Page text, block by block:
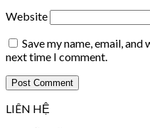
Website
Save my name, email,
next time I comment.
LIÊN HỆ